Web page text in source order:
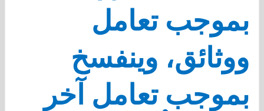
بموجب تعامل
ووثائق، وينفسخ
بموجب تعامل آخر